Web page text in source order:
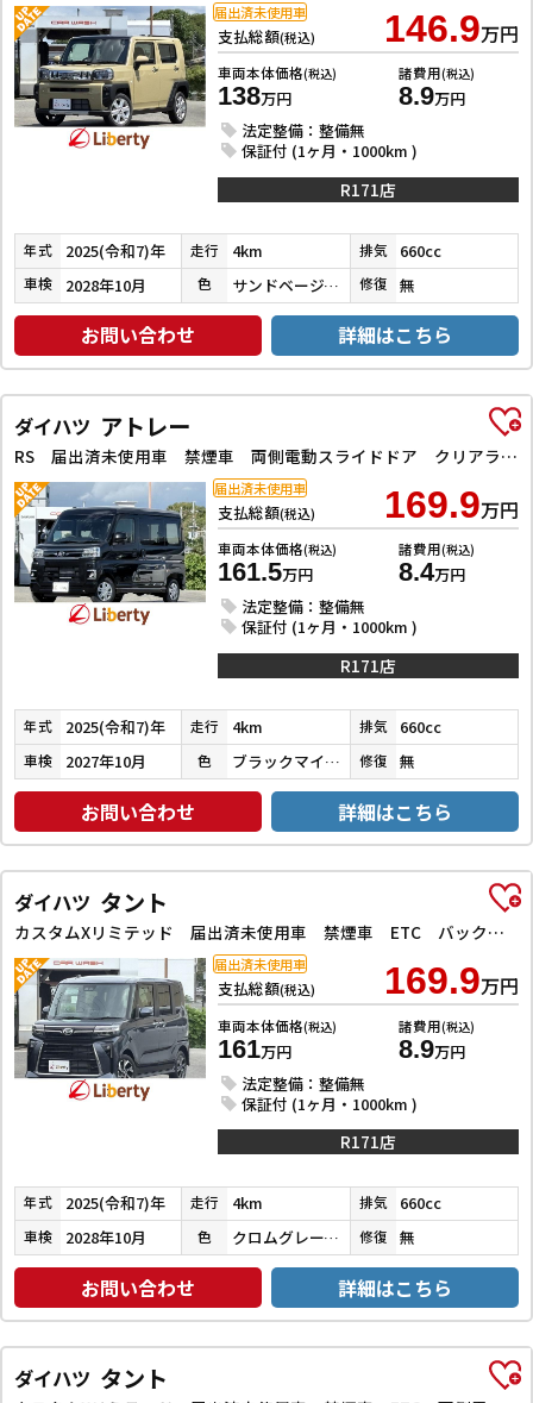
支払総額(税込) 146.9万円
車両本体価格(税込)
138万円
諸費用(税込)
8.9万円
法定整備：整備無
保証付 (1ヶ月・1000km )
届出済未使用車
R171店
年式 2025(令和7)年 走行 4km 排気 660cc
車検 2028年10月 色 サンドベージュメタリック 修復 無
お問い合わせ 詳細はこちら
ダイハツ アトレー
RS 届出済未使用車 禁煙車 両側電動スライドドア クリアランスソナー オートクルーズコントロール 衝突被害軽減システム オートライト LEDヘッドランプ スマートキー 盗難防止システム ABS
支払総額(税込) 169.9万円
車両本体価格(税込)
161.5万円
諸費用(税込)
8.4万円
法定整備：整備無
保証付 (1ヶ月・1000km )
届出済未使用車
R171店
年式 2025(令和7)年 走行 4km 排気 660cc
車検 2027年10月 色 ブラックマイカメタリック 修復 無
お問い合わせ 詳細はこちら
ダイハツ タント
カスタムXリミテッド 届出済未使用車 禁煙車 ETC バックカメラ 両側電動スライドドア クリアランスソナー オートクルーズコントロール 衝突被害軽減システム オートライト LEDヘッドランプ 電動格納ミラー
支払総額(税込) 169.9万円
車両本体価格(税込)
161万円
諸費用(税込)
8.9万円
法定整備：整備無
保証付 (1ヶ月・1000km )
届出済未使用車
R171店
年式 2025(令和7)年 走行 4km 排気 660cc
車検 2028年10月 色 クロムグレーメタリック 修復 無
お問い合わせ 詳細はこちら
ダイハツ タント